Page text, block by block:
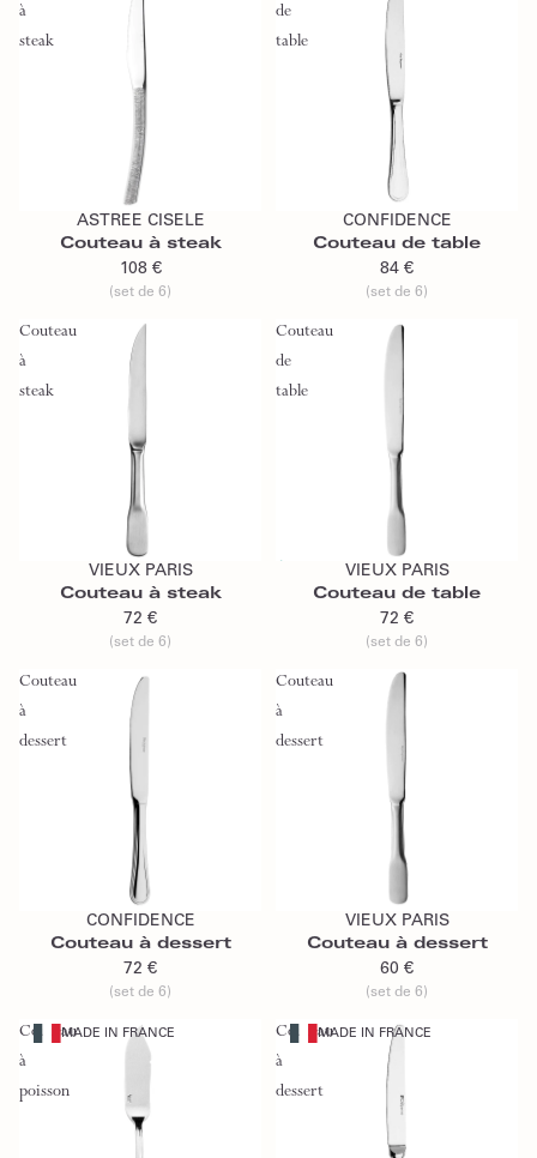
à
steak
Ajouter au panier
ASTREE CISELE
Couteau à steak
108 €
(set de 6)
de
table
Ajouter au panier
CONFIDENCE
Couteau de table
84 €
(set de 6)
Couteau
à
steak
Ajouter au panier
VIEUX PARIS
Couteau à steak
72 €
(set de 6)
Couteau
de
table
VIEUX PARIS
Couteau de table
72 €
(set de 6)
Couteau
à
dessert
Ajouter au panier
CONFIDENCE
Couteau à dessert
72 €
(set de 6)
Couteau
à
dessert
VIEUX PARIS
Couteau à dessert
60 €
(set de 6)
Couteau
à
poisson
MADE IN FRANCE
Couteau
à
dessert
MADE IN FRANCE